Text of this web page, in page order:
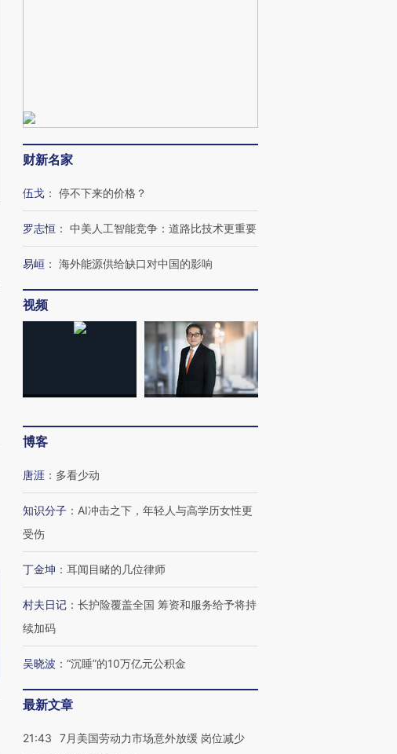
财新名家
伍戈 ： 停不下来的价格？
罗志恒 ： 中美人工智能竞争：道路比技术更重要
易峘 ： 海外能源供给缺口对中国的影响
视频
博客
唐涯 ： 多看少动
知识分子 ： AI冲击之下，年轻人与高学历女性更
受伤
丁金坤 ： 耳闻目睹的几位律师
村夫日记 ： 长护险覆盖全国 筹资和服务给予将持
续加码
吴晓波 ： “沉睡”的10万亿元公积金
最新文章
21:43
7月美国劳动力市场意外放缓 岗位减少